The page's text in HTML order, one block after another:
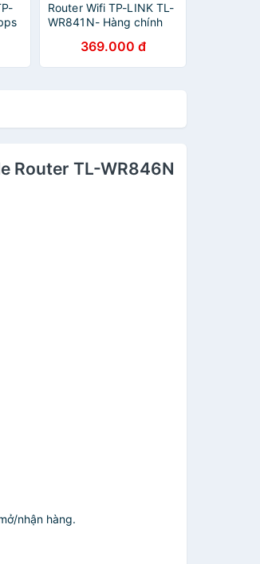
Router Wifi TP-LINK TL-
WR841N- Hàng chính
369.000 đ
Router TL-WR846N
nhận hàng.